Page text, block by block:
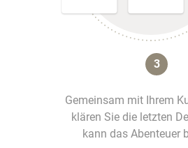
3
Gemeinsam mit Ihrem
klären Sie die letzten
kann das Abenteuer